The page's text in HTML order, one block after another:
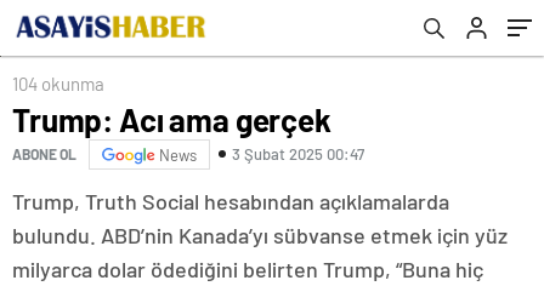
104 okunma
Trump: Acı ama gerçek
ABONE OL News 3 Şubat 2025 00:47
Trump, Truth Social hesabından açıklamalarda
bulundu. ABD’nin Kanada’yı sübvanse etmek için yüz
milyarca dolar ödediğini belirten Trump, “Buna hiç